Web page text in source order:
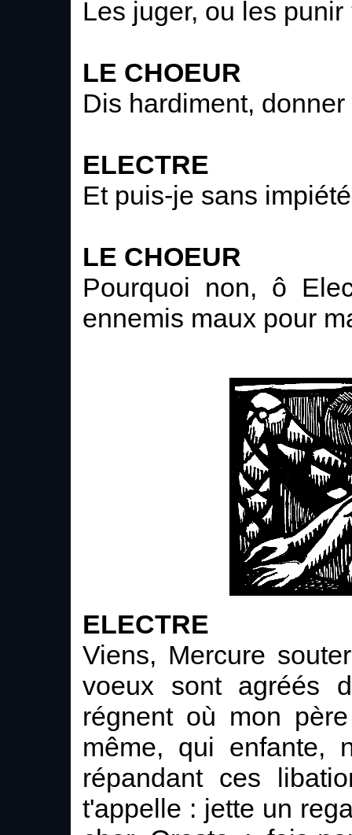
Les juger, ou les punir
LE CHOEUR
Dis hardiment,
ELECTRE
Et puis-je sans
LE CHOEUR
Pourquoi non, ô
ennemis maux pour
ELECTRE
Viens, Mercure
voeux sont agréés
régnent où mon
même, qui enfante,
répandant ces
t'appelle : jette un